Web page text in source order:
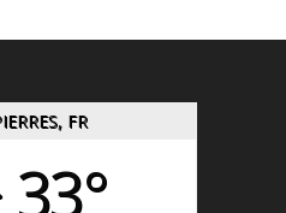
FR
33°